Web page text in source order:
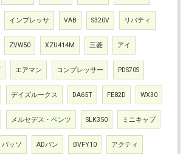
インプレッサ VAB S320V リバティ
ZVW50 XZU414M 三菱 アイ
エアマン コンプレッサー PDS70S
デイズルークス DA65T FE82D WX30
メルセデス・ベンツ SLK350 ミニキャブ
パッソ ADバン BVFY10 アクティ